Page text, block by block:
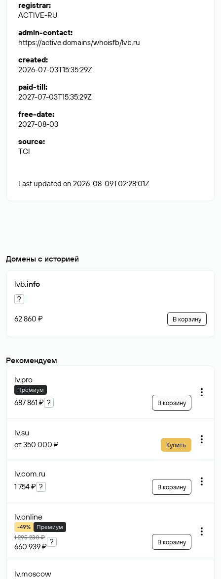
registrar:
ACTIVE-RU
admin-contact:
https://active.domains/whoisfb/lvb.ru
created:
2026-07-03T15:35:29Z
paid-till:
2027-07-03T15:35:29Z
free-date:
2027-08-03
source:
TCI
Last updated on 2026-08-09T02:28:01Z
Домены с историей
lvb.info
?
62 860 ₽ В корзину
Рекомендуем
lv.pro
Премиум
687 861 ₽ ? В корзину
lv.su
от 350 000 ₽ Купить
lv.com.ru
1 754 ₽ ? В корзину
lv.online
-49%
Премиум
1 295 230 ₽
660 939 ₽
? В корзину
lv.moscow